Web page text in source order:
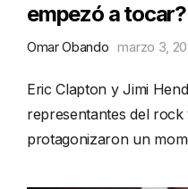
empezó a tocar?
Omar Obando marzo 3,
Eric Clapton y Jimi
representantes del rock
protagonizaron un